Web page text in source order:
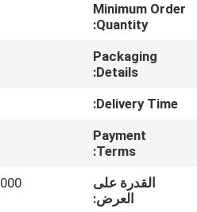
مراقبة
الجودة
اتصل
أخبار
Minimum Order
Quantity:
Packaging
Details:
Delivery Time:
Payment
Terms:
القدرة على
العرض:
200000 جهاز